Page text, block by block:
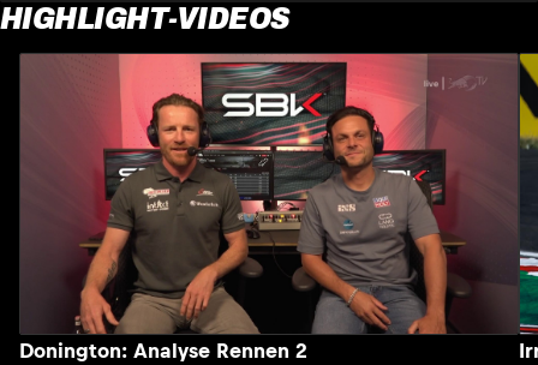
HIGHLIGHT-VIDEOS
Donington: Analyse Rennen 2